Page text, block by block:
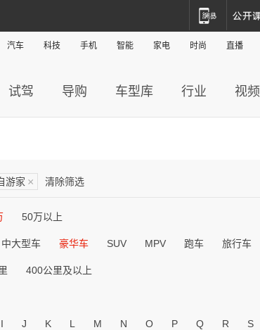
汽车 科技 手机 智能 家电 时尚 直播
试驾 导购 车型库 行业 视频
游家 × 清除筛选
50万以上
中大型车 豪华车 SUV MPV 跑车 旅行车
400公里及以上
I J K L M N O P Q R S